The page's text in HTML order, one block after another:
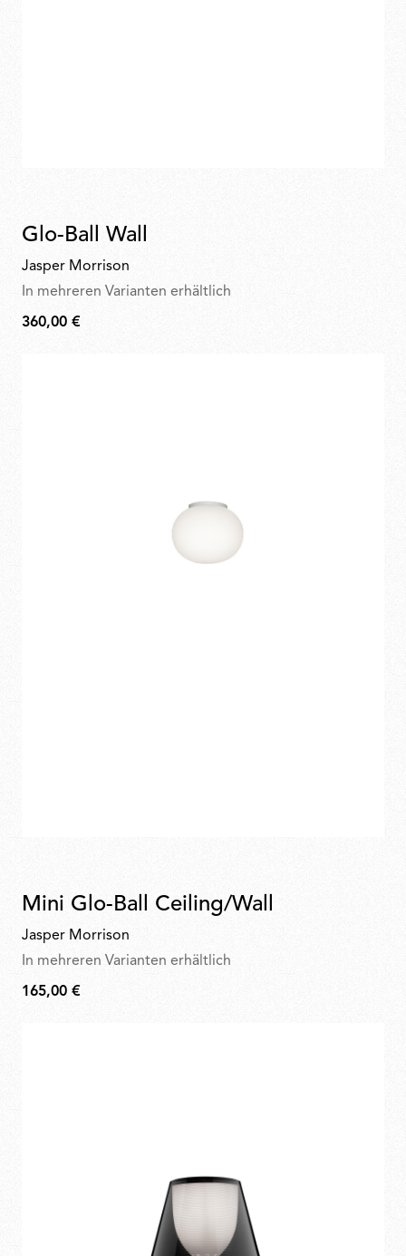
Glo-Ball Wall
Jasper Morrison
In mehreren Varianten erhältlich
360,00
360,00 €
Mini Glo-Ball Ceiling/Wall
Jasper Morrison
In mehreren Varianten erhältlich
165,00
165,00 €